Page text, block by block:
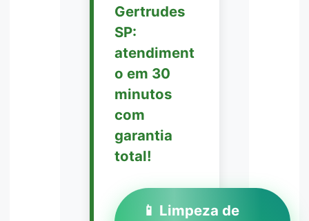
Gertrudes
SP:
atendiment
o em 30
minutos
com
garantia
total!
📱 Limpeza de